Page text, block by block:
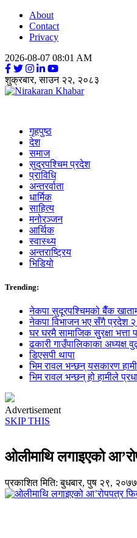
About
Contact
Privacy
2026-08-07 08:01 AM
शुक्रबार, साउन २२, २०८३
गृहपुष्ठ
देश
समाज
सुदुरपश्चिम प्रदेश
प्राविधि
अन्तरर्वाता
धार्मिक
साहित्य
मनोरञ्जन
आर्थिक
स्वास्थ्य
अन्तराष्ट्रिय
भिडियो
Trending:
नेकपा सुदूरपश्चिमको बैँक
नेकपा विभाजन भए सँगै प्रदेश २
घर घरमै सामाजिक सुुरक्षा भत्ता
ढकारी गाउँपालिकाका अध्यक्ष
डिएसपी थापा
भिम रावल भन्छन् यसकारण
भिम रावल भन्छन् हो हामीले
Advertisement
SKIP THIS
ओलीमाथि लगाइएको
प्रकाशित मिति:बुधबार, पुष २९, २०७७